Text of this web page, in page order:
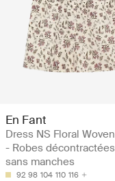
En Fant
Dress NS Floral Woven
- Robes décontractées
sans manches
92 98 104 110 116